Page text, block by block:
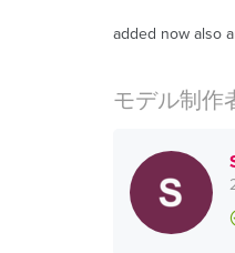
added now also
モデル制作